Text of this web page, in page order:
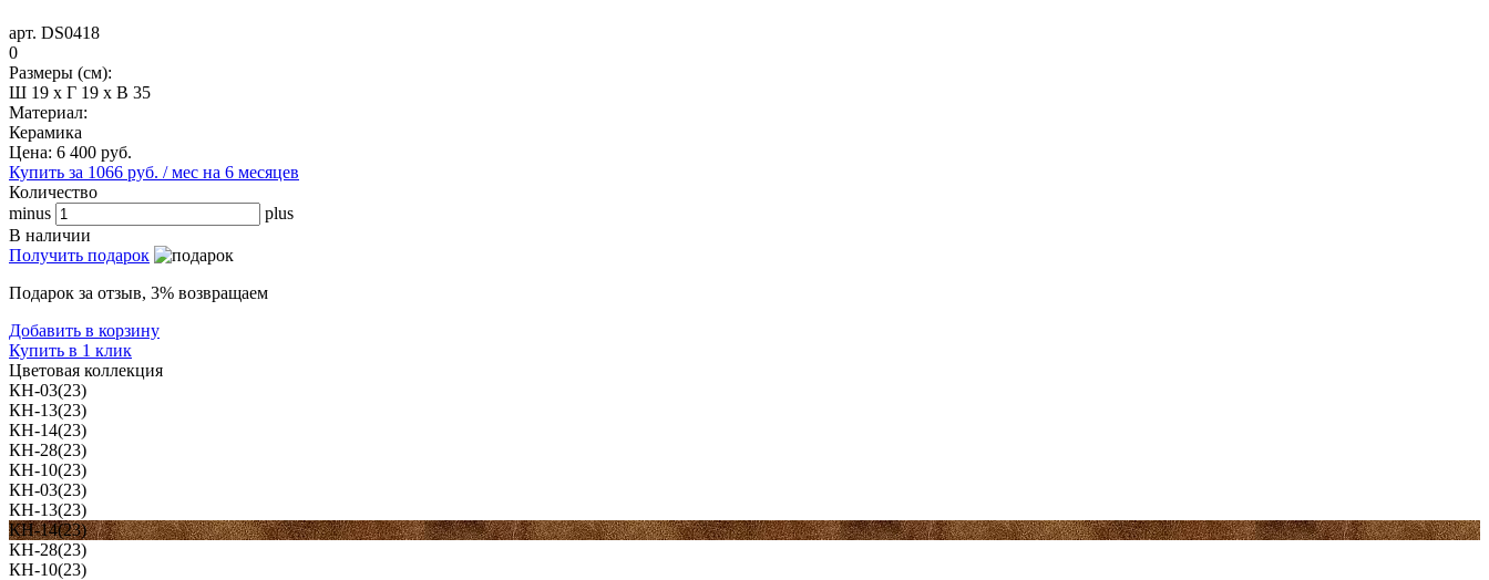
арт. DS0418
0
Размеры (см):
Ш 19 x Г 19 x В 35
Материал:
Керамика
Цена: 6 400 руб.
Купить за 1066 руб. / мес на 6 месяцев
Количество
minus
plus
В наличии
Получить подарок
Подарок за отзыв, 3% возвращаем
Добавить в корзину
Купить в 1 клик
Цветовая коллекция
КН-03(23)
КН-13(23)
КН-14(23)
КН-28(23)
КН-10(23)
КН-03(23)
КН-13(23)
КН-14(23)
КН-28(23)
КН-10(23)